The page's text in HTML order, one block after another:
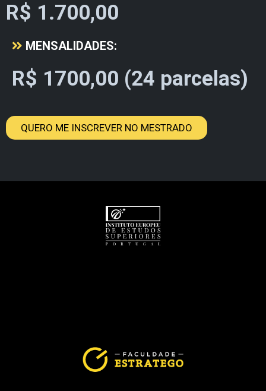
R$ 1.700,00
MENSALIDADES:
R$ 1700,00 (24 parcelas)
QUERO ME INSCREVER NO MESTRADO